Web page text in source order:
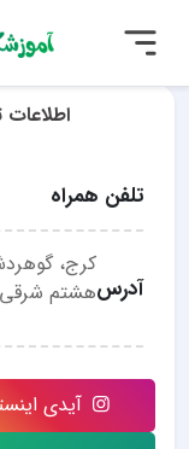
تلفن همراه
آدرس
کرج،
هشتم شرقی، پلاک 2،
آیدی